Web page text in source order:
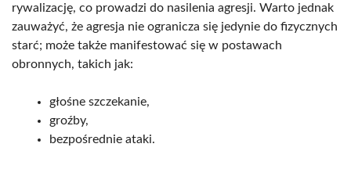
rywalizację, co prowadzi do nasilenia agresji. Warto jednak
zauważyć, że agresja nie ogranicza się jedynie do fizycznych
starć; może także manifestować się w postawach
obronnych, takich jak:
głośne szczekanie,
groźby,
bezpośrednie ataki.